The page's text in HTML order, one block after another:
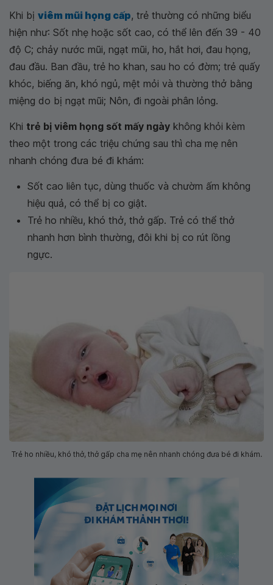
Khi bị viêm mũi họng cấp, trẻ thường có những biểu
hiện như: Sốt nhẹ hoặc sốt cao, có thể lên đến 39 - 40
độ C; chảy nước mũi, ngạt mũi, ho, hắt hơi, đau họng,
đau đầu. Ban đầu, trẻ ho khan, sau ho có đờm; trẻ quấy
khóc, biếng ăn, khó ngủ, mệt mỏi và thường thở bằng
miệng do bị ngạt mũi; Nôn, đi ngoài phân lỏng.
Khi trẻ bị viêm họng sốt mấy ngày không khỏi kèm
theo một trong các triệu chứng sau thì cha mẹ nên
nhanh chóng đưa bé đi khám:
Sốt cao liên tục, dùng thuốc và chườm ấm không
hiệu quả, có thể bị co giật.
Trẻ ho nhiều, khó thở, thở gấp. Trẻ có thể thở
nhanh hơn bình thường, đôi khi bị co rút lồng
ngực.
Trẻ ho nhiều, khó thở, thở gấp cha mẹ nên nhanh chóng đưa bé đi khám.